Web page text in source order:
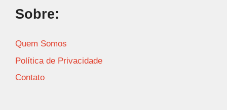
Sobre:
Quem Somos
Política de Privacidade
Contato